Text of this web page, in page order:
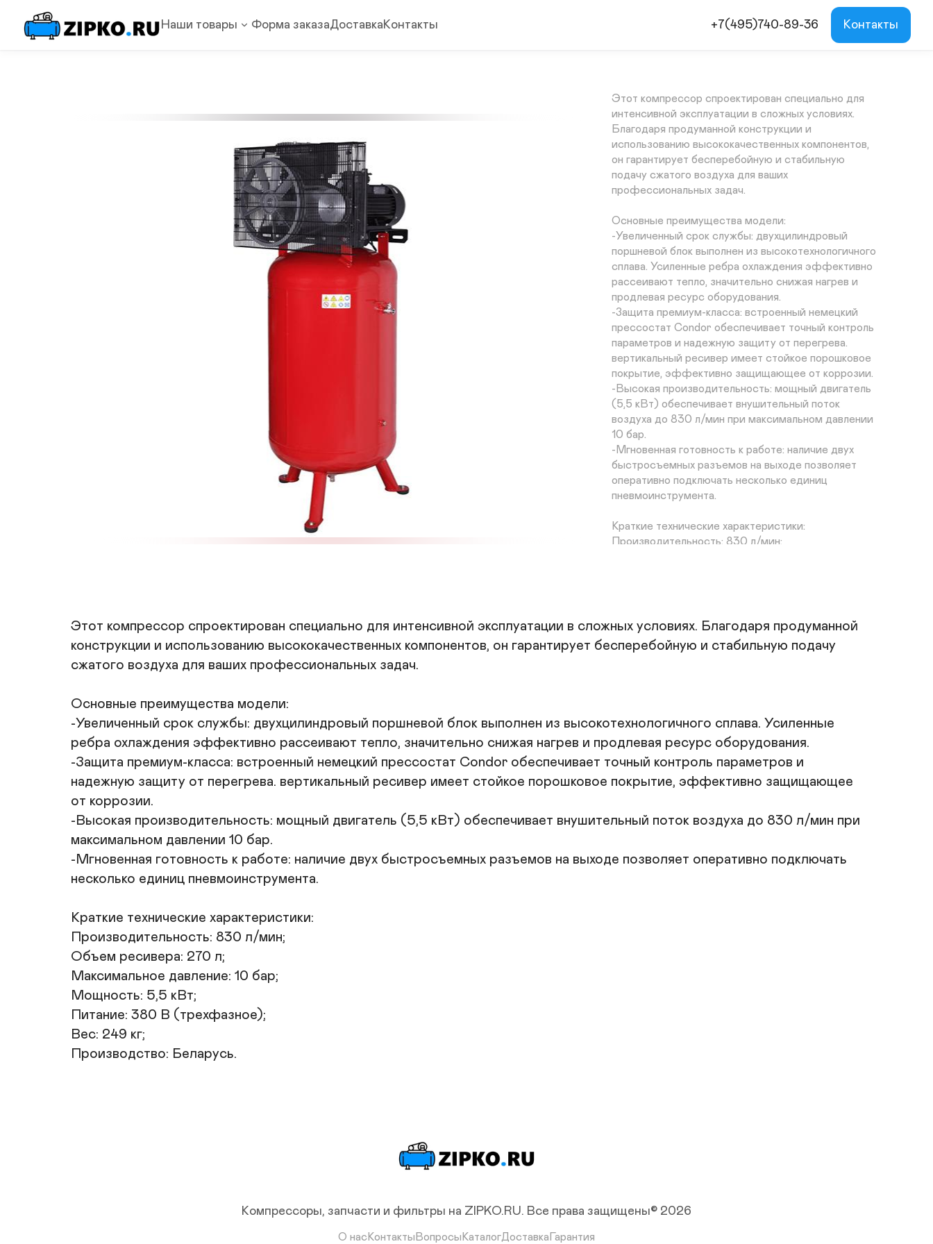
Наши товары Форма заказаДоставкаКонтакты +7(495)740-89-36 Контакты
Ф-270.АВ890В
Этот компрессор спроектирован специально для
интенсивной эксплуатации в сложных условиях.
Благодаря продуманной конструкции и
использованию высококачественных компонентов,
он гарантирует бесперебойную и стабильную
подачу сжатого воздуха для ваших
профессиональных задач.
Основные преимущества модели:
-Увеличенный срок службы: двухцилиндровый
поршневой блок выполнен из высокотехнологичного
сплава. Усиленные ребра охлаждения эффективно
рассеивают тепло, значительно снижая нагрев и
продлевая ресурс оборудования.
-Защита премиум-класса: встроенный немецкий
прессостат Condor обеспечивает точный контроль
параметров и надежную защиту от перегрева.
вертикальный ресивер имеет стойкое порошковое
покрытие, эффективно защищающее от коррозии.
-Высокая производительность: мощный двигатель
(5,5 кВт) обеспечивает внушительный поток
воздуха до 830 л/мин при максимальном давлении
10 бар.
-Мгновенная готовность к работе: наличие двух
быстросъемных разъемов на выходе позволяет
оперативно подключать несколько единиц
пневмоинструмента.
Краткие технические характеристики:
Производительность: 830 л/мин;
Производство: Беларусь.
Этот компрессор спроектирован специально для интенсивной эксплуатации в сложных условиях. Благодаря продуманной
конструкции и использованию высококачественных компонентов, он гарантирует бесперебойную и стабильную подачу
сжатого воздуха для ваших профессиональных задач.
Основные преимущества модели:
-Увеличенный срок службы: двухцилиндровый поршневой блок выполнен из высокотехнологичного сплава. Усиленные
ребра охлаждения эффективно рассеивают тепло, значительно снижая нагрев и продлевая ресурс оборудования.
-Защита премиум-класса: встроенный немецкий прессостат Condor обеспечивает точный контроль параметров и
надежную защиту от перегрева. вертикальный ресивер имеет стойкое порошковое покрытие, эффективно защищающее
от коррозии.
-Высокая производительность: мощный двигатель (5,5 кВт) обеспечивает внушительный поток воздуха до 830 л/мин при
максимальном давлении 10 бар.
-Мгновенная готовность к работе: наличие двух быстросъемных разъемов на выходе позволяет оперативно подключать
несколько единиц пневмоинструмента.
Краткие технические характеристики:
Производительность: 830 л/мин;
Объем ресивера: 270 л;
Максимальное давление: 10 бар;
Мощность: 5,5 кВт;
Питание: 380 В (трехфазное);
Вес: 249 кг;
Производство: Беларусь.
Компрессоры, запчасти и фильтры на ZIPKO.RU. Все права защищены© 2026
О насКонтакты Вопросы КаталогДоставка Гарантия